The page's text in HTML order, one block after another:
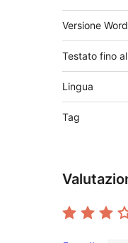
Versione
Testato fino
Lingua
Tag